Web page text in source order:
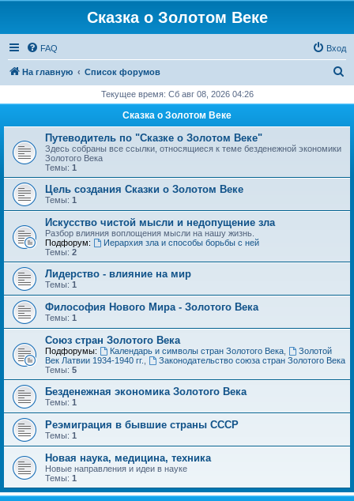
Сказка о Золотом Веке
FAQ Вход
На главную Список форумов
с
Текущее время: Сб авг 08, 2026 04:26
Сказка о Золотом Веке
Путеводитель по "Сказке о Золотом Веке"
Здесь собраны все ссылки, относящиеся к теме безденежной экономики
Золотого Века
Темы: 1
Цель создания Сказки о Золотом Веке
Темы: 1
Искусство чистой мысли и недопущение зла
Разбор влияния воплощения мысли на нашу жизнь.
Подфорум:
Иерархия зла и способы борьбы с ней
Темы: 2
Лидерство - влияние на мир
Темы: 1
Философия Нового Мира - Золотого Века
Темы: 1
Cоюз стран Золотого Века
Подфорумы: Календарь и символы стран Золотого Века,
Золотой
Век Латвии 1934-1940 гг.
Законодательство союза стран Золотого Века
Темы: 5
Безденежная экономика Золотого Века
Темы: 1
Реэмиграция в бывшие страны СССР
Темы: 1
Новая наука, медицина, техника
Новые направления и идеи в науке
Темы: 1